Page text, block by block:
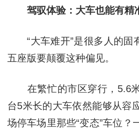
驾驭体验：大车也能有精
“大车难开”是很多人的固
五座版要颠覆这种偏见。
在繁忙的市区穿行，5.6
台5米长的大车依然能够从容
场停车场里那些“变态”车位？